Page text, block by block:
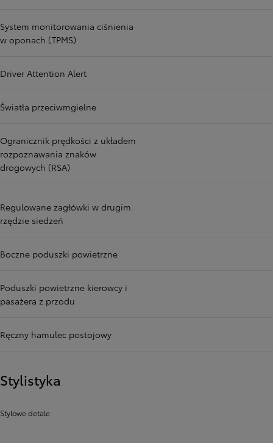
System monitorowania ciśnienia
w oponach (TPMS)
Driver Attention Alert
Światła przeciwmgielne
Ogranicznik prędkości z układem
rozpoznawania znaków
drogowych (RSA)
Regulowane zagłówki w drugim
rzędzie siedzeń
Boczne poduszki powietrzne
Poduszki powietrzne kierowcy i
pasażera z przodu
Ręczny hamulec postojowy
Stylistyka
Stylowe detale